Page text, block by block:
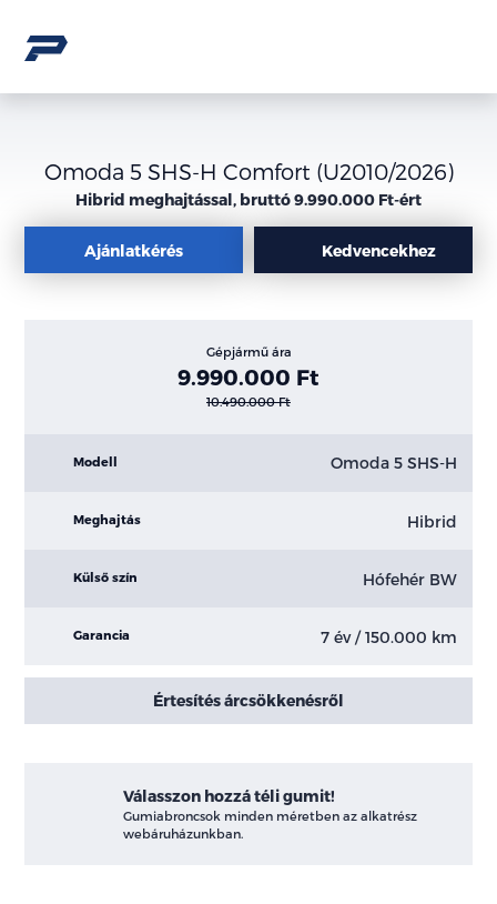
Omoda 5 SHS-H Comfort (U2010/2026)
Hibrid meghajtással, bruttó 9.990.000 Ft-ért
Ajánlatkérés Kedvencekhez
Gépjármű ára
9.990.000 Ft
10.490.000 Ft
Modell Omoda 5 SHS-H
Meghajtás Hibrid
Külső szín Hófehér BW
Garancia 7 év / 150.000 km
Értesítés árcsökkenésről
Válasszon hozzá téli gumit!
Gumiabroncsok minden méretben az alkatrész
webáruházunkban.